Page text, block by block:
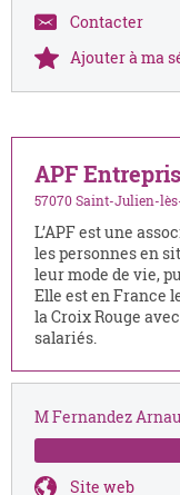
Contacter
Ajouter à ma
APF
57070 Saint-Julien-
L’APF est une
les personnes en
leur mode de vie,
Elle est en France
la Croix Rouge
salariés.
M Fernandez
Site web